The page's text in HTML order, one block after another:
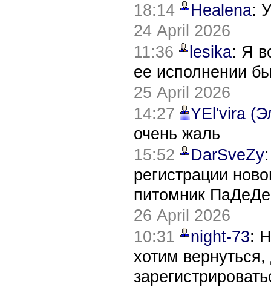
18:14
Healena:
24 April 2026
11:36
lesika: Я
ее исполнении
25 April 2026
14:27
YEl'vira
очень жаль
15:52
DarSveZy
регистрации
питомник
26 April 2026
10:31
night-73:
хотим